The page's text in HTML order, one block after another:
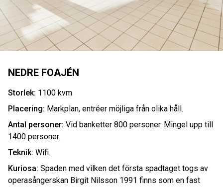
NEDRE FOAJÉN
Storlek: 1100 kvm
Placering: Markplan, entréer möjliga från olika håll.
Antal personer: Vid banketter 800 personer. Mingel upp till
1400 personer.
Teknik: Wifi.
Kuriosa: Spaden med vilken det första spadtaget togs av
operasångerskan Birgit Nilsson 1991 finns som en fast